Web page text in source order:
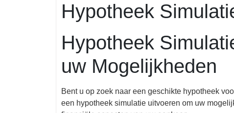
Hypotheek
Hypotheek
uw Mogelijkheden
Bent u op zoek naar een geschikte hypotheek
een hypotheek simulatie uitvoeren om uw